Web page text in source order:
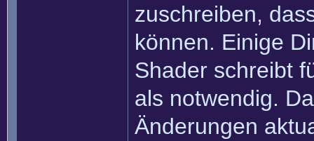
zuschreiben,
können. Einige
Shader schreibt
als notwendig.
Änderungen